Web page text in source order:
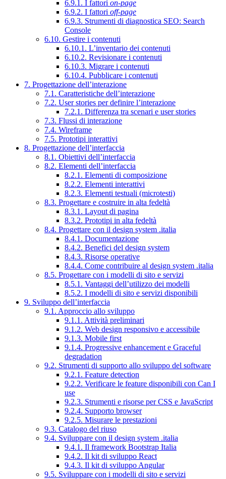
6.9.1. I fattori on-page
6.9.2. I fattori off-page
6.9.3. Strumenti di diagnostica SEO: Search
Console
6.10. Gestire i contenuti
6.10.1. L’inventario dei contenuti
6.10.2. Revisionare i contenuti
6.10.3. Migrare i contenuti
6.10.4. Pubblicare i contenuti
7. Progettazione dell’interazione
7.1. Caratteristiche dell’interazione
7.2. User stories per definire l’interazione
7.2.1. Differenza tra scenari e user stories
7.3. Flussi di interazione
7.4. Wireframe
7.5. Prototipi interattivi
8. Progettazione dell’interfaccia
8.1. Obiettivi dell’interfaccia
8.2. Elementi dell’interfaccia
8.2.1. Elementi di composizione
8.2.2. Elementi interattivi
8.2.3. Elementi testuali (microtesti)
8.3. Progettare e costruire in alta fedeltà
8.3.1. Layout di pagina
8.3.2. Prototipi in alta fedeltà
8.4. Progettare con il design system .italia
8.4.1. Documentazione
8.4.2. Benefici del design system
8.4.3. Risorse operative
8.4.4. Come contribuire al design system .italia
8.5. Progettare con i modelli di sito e servizi
8.5.1. Vantaggi dell’utilizzo dei modelli
8.5.2. I modelli di sito e servizi disponibili
9. Sviluppo dell’interfaccia
9.1. Approccio allo sviluppo
9.1.1. Attività preliminari
9.1.2. Web design responsivo e accessibile
9.1.3. Mobile first
9.1.4. Progressive enhancement e Graceful
degradation
9.2. Strumenti di supporto allo sviluppo del software
9.2.1. Feature detection
9.2.2. Verificare le feature disponibili con Can I
use
9.2.3. Strumenti e risorse per CSS e JavaScript
9.2.4. Supporto browser
9.2.5. Misurare le prestazioni
9.3. Catalogo del riuso
9.4. Sviluppare con il design system .italia
9.4.1. Il framework Bootstrap Italia
9.4.2. Il kit di sviluppo React
9.4.3. Il kit di sviluppo Angular
9.5. Sviluppare con i modelli di sito e servizi